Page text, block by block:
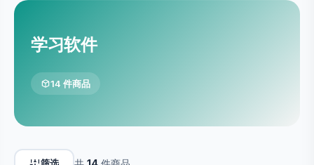
学习软件
14 件商品